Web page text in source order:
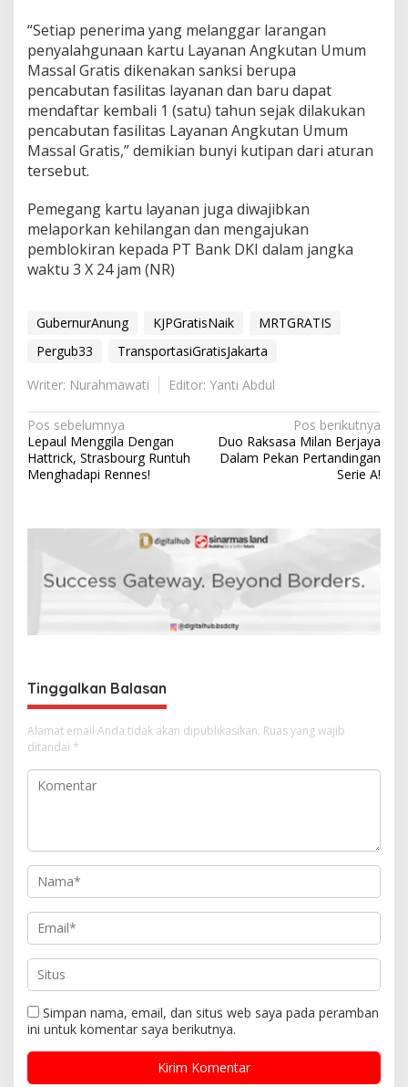
“Setiap penerima yang melanggar larangan
penyalahgunaan kartu Layanan Angkutan Umum
Massal Gratis dikenakan sanksi berupa
pencabutan fasilitas layanan dan baru dapat
mendaftar kembali 1 (satu) tahun sejak dilakukan
pencabutan fasilitas Layanan Angkutan Umum
Massal Gratis,” demikian bunyi kutipan dari aturan
tersebut.
Pemegang kartu layanan juga diwajibkan
melaporkan kehilangan dan mengajukan
pemblokiran kepada PT Bank DKI dalam jangka
waktu 3 X 24 jam (NR)
GubernurAnung KJPGratisNaik
MRTGRATIS
Pergub33
TransportasiGratisJakarta
Writer: Nurahmawati
Editor: Yanti Abdul
N
a
v
g
p
s
Pos sebelumnya
Lepaul Menggila Dengan
Hattrick, Strasbourg Runtuh
Menghadapi Rennes!
Pos berikutnya
Duo Raksasa Milan Berjaya
Dalam Pekan Pertandingan
Serie A!
Tinggalkan Balasan
Alamat email Anda tidak akan dipublikasikan. Ruas yang wajib
ditandai *
Simpan nama, email, dan situs web saya pada peramban
ini untuk komentar saya berikutnya.